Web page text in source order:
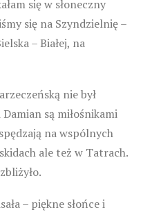
się w słoneczny
się na Szyndzielnię –
– Białej, na
nie był
są miłośnikami
na wspólnych
ale też w Tatrach.
– piękne słońce i